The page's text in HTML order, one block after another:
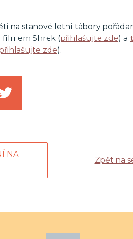
na stanové letní tábory
filmem Shrek (přihlašujte zde) a
přihlašujte zde).
NA
Zpět na